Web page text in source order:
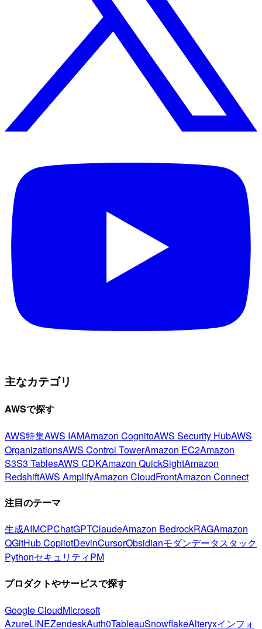
主なカテゴリ
AWSで探す
AWS特集AWS IAMAmazon CognitoAWS Security HubAWS
OrganizationsAWS Control TowerAmazon EC2Amazon
S3S3 TablesAWS CDKAmazon QuickSightAmazon
RedshiftAWS AmplifyAmazon CloudFrontAmazon Connect
注目のテーマ
生成AIMCPChatGPTClaudeAmazon BedrockRAGAmazon
QGitHub CopilotDevinCursorObsidianモダンデータスタック
PythonセキュリティPM
プロダクトやサービスで探す
Google CloudMicrosoft
AzureLINEZendeskAuth0TableauSnowflakeAlteryxインフォ